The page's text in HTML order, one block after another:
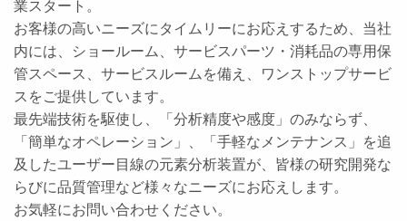
業スタート。
お客様の高いニーズにタイムリーにお応えするため、当社
内には、ショールーム、サービスパーツ・消耗品の専用保
管スペース、サービスルームを備え、ワンストップサービ
スをご提供しています。
最先端技術を駆使し、「分析精度や感度」のみならず、
「簡単なオペレーション」、「手軽なメンテナンス」を追
及したユーザー目線の元素分析装置が、皆様の研究開発な
らびに品質管理など様々なニーズにお応えします。
お気軽にお問い合わせください。